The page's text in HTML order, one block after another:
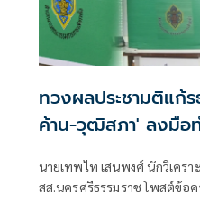
ทวงผลประชามติแก้
ค้าน-วุฒิสภา' ลงมือ
นายเทพไท เสนพงศ์ นักวิเครา
สส.นครศรีธรรมราช โพสต์ข้อ